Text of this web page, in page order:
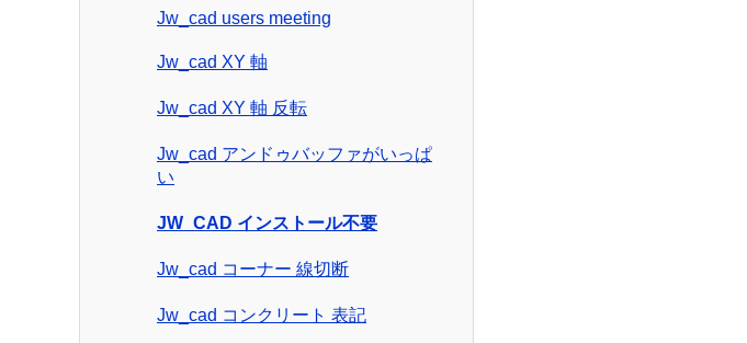
Jw_cad users meeting
Jw_cad XY 軸
Jw_cad XY 軸 反転
Jw_cad アンドゥバッファがいっぱ
い
JW_CAD インストール不要
Jw_cad コーナー 線切断
Jw_cad コンクリート 表記